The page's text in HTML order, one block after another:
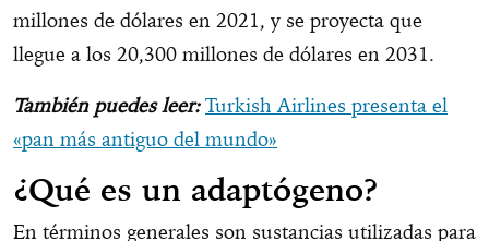
millones de dólares en 2021, y se proyecta que
llegue a los 20,300 millones de dólares en 2031.
También puedes leer: Turkish Airlines presenta el
«pan más antiguo del mundo»
¿Qué es un adaptógeno?
En términos generales son sustancias utilizadas para